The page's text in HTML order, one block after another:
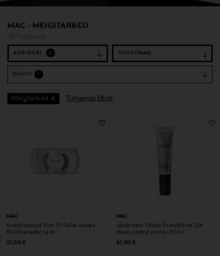
MAC - MEIGITARBED
29 Tulemust
SORTEERI 2
BRÄND
Meigitarbed Tühjenda filtrid
MAC
Kunstripsmed True Or False Lashes
#80 Romantic Lash
Original Price
27,50 €
MAC
Aluskreem Studio fix mattifine 12hr
shine-control primer 30 ml
Original Price
41,00 €